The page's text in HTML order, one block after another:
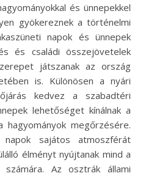
gyökereznek a történelmi
napok és ünnepek
és családi összejövetelek
játszanak az ország
is. Különösen a nyári
kedvez a szabadtéri
lehetőséget kínálnak a
megőrzésére.
sajátos atmoszférát
élményt nyújtanak mind a
Az osztrák állami